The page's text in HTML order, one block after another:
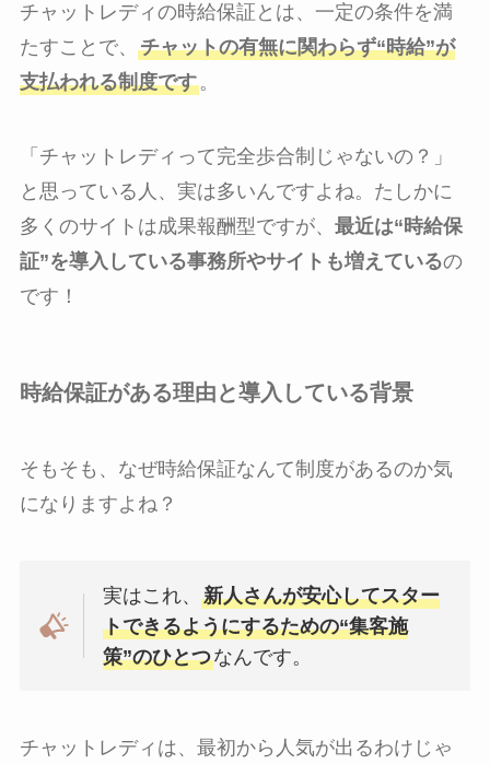
チャットレディの時給保証とは、一定の条件を満
たすことで、 チャットの有無に関わらず“時給”が
支払われる制度です。
「チャットレディって完全歩合制じゃないの？」
と思っている人、実は多いんですよね。たしかに
多くのサイトは成果報酬型ですが、 最近は“時給保
証”を導入している事務所やサイトも増えているの
です！
時給保証がある理由と導入している背景
そもそも、なぜ時給保証なんて制度があるのか気
になりますよね？
実はこれ、新人さんが安心してスター
トできるようにするための“集客施
策”のひとつなんです。
チャットレディは、最初から人気が出るわけじゃ